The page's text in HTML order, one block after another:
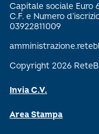
Capitale sociale Euro
C.F. e Numero
03922811009
Copyright 2026
Invia C.V.
Area Stampa